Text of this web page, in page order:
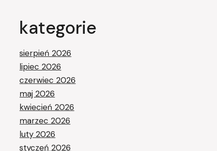
kategorie
sierpień 2026
lipiec 2026
czerwiec 2026
maj 2026
kwiecień 2026
marzec 2026
luty 2026
styczeń 2026